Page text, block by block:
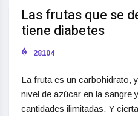
Las frutas que se
tiene diabetes
28104
La fruta es un carbohidrato,
nivel de azúcar en la sangre
cantidades ilimitadas. Y